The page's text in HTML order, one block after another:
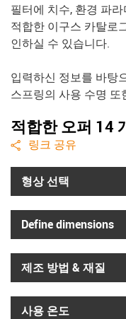
필터에 치수, 환경 파
적합한 이구스 카탈로
인하실 수 있습니다.
입력하신 정보를 바탕
스프링의 사용 수명
적합한 오퍼 14
igus-icon-share
링크 공유
형상 선택
Define dimensions
제조 방법 & 재질
사용 온도